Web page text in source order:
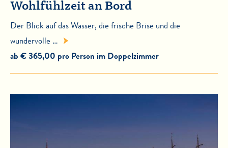
Wohlfühlzeit an Bord
Der Blick auf das Wasser, die frische Brise und die
wundervolle …
ab € 365,00 pro Person im Doppelzimmer